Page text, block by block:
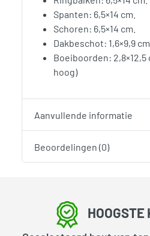
Spanten: 6,5×14 cm.
Schoren: 6,5×14 cm.
Dakbeschot: 1,6×9,9 cm.
Boeiboorden:
hoog)
Aanvullende informatie
Beoordelingen (0)